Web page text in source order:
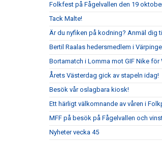
Folkfest på Fågelvallen den 19
Tack Malte!
Är du nyfiken på kodning? Anmäl dig
Bertil Raalas hedersmedlem i
Bortamatch i Lomma mot GIF Nike för
Årets Västerdag gick av stapeln idag!
Besök vår oslagbara kiosk!
Ett härligt välkomnande av våren i
MFF på besök på Fågelvallen och
Nyheter vecka 45